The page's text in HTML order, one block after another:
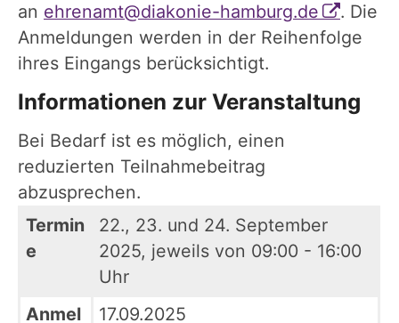
an ehrenamt@diakonie-hamburg.de
. Die
Anmeldungen werden in der Reihenfolge
ihres Eingangs berücksichtigt.
Informationen zur Veranstaltung
Bei Bedarf ist es möglich, einen
reduzierten Teilnahmebeitrag
abzusprechen.
Termin
e
22., 23. und 24. September
2025, jeweils von 09:00 - 16:00
Uhr
Anmel
17.09.2025